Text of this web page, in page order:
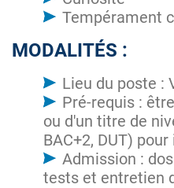
Tempérament
MODALITÉS :
Lieu du poste :
Pré-requis :
ou d'un titre de
BAC+2, DUT)
Admission :
tests et entretien